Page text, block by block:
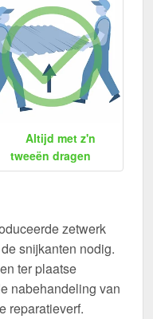
Altijd met z'n
tweeën dragen
zetwerk
snijkanten nodig.
ter plaatse
nabehandeling van
reparatieverf.